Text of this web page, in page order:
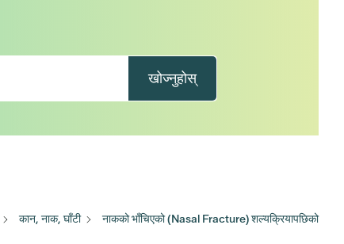
खोज्नुहोस्
कान, नाक, घाँटी
नाकको भाँचिएको (Nasal Fracture) शल्यक्रियापछिको